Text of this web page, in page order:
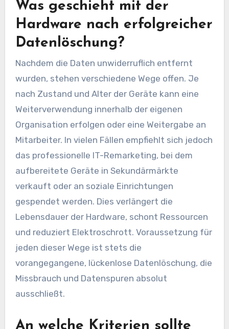
Was geschieht mit der
Hardware nach erfolgreicher
Datenlöschung?
Nachdem die Daten unwiderruflich entfernt
wurden, stehen verschiedene Wege offen. Je
nach Zustand und Alter der Geräte kann eine
Weiterverwendung innerhalb der eigenen
Organisation erfolgen oder eine Weitergabe an
Mitarbeiter. In vielen Fällen empfiehlt sich jedoch
das professionelle IT-Remarketing, bei dem
aufbereitete Geräte in Sekundärmärkte
verkauft oder an soziale Einrichtungen
gespendet werden. Dies verlängert die
Lebensdauer der Hardware, schont Ressourcen
und reduziert Elektroschrott. Voraussetzung für
jeden dieser Wege ist stets die
vorangegangene, lückenlose Datenlöschung, die
Missbrauch und Datenspuren absolut
ausschließt.
An welche Kriterien sollte